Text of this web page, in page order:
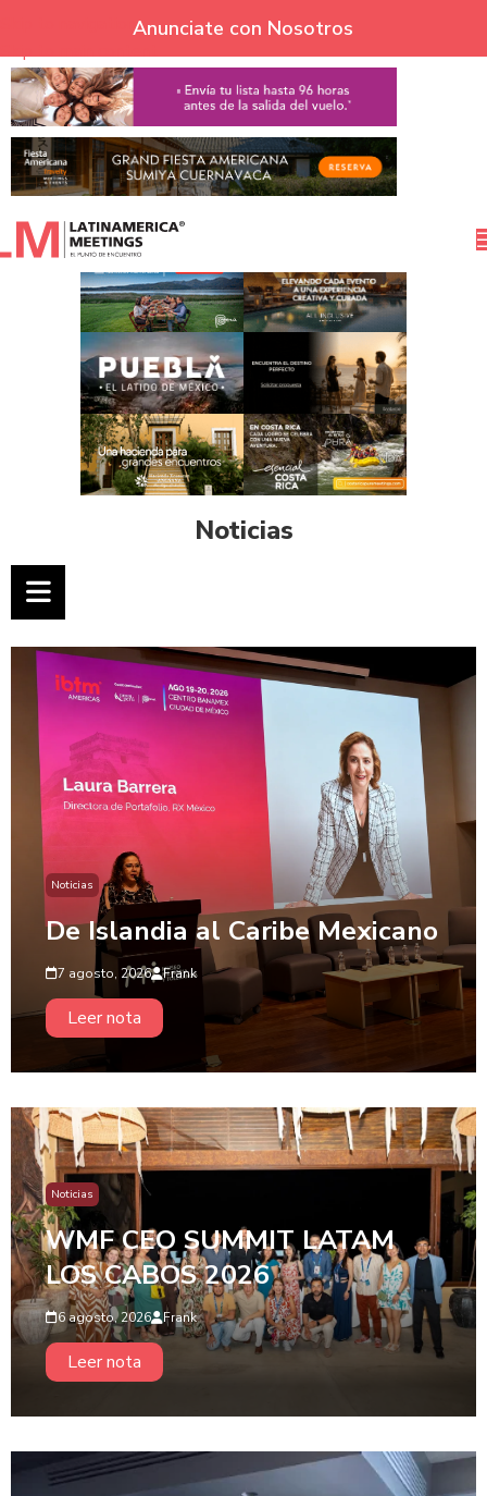
Skip to navigation
Skip to main content
Anunciate con Nosotros
Noticias
Noticias
De Islandia al Caribe Mexicano
7 agosto, 2026 Frank
Leer nota
Noticias
WMF CEO SUMMIT LATAM
LOS CABOS 2026
6 agosto, 2026 Frank
Leer nota